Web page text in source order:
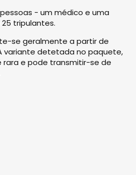
- um médico e uma
tripulantes.
se geralmente a partir de
variante detetada no paquete,
rara e pode transmitir-se de